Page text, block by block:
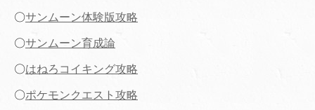
〇サンムーン体験版攻略
〇サンムーン育成論
〇はねろコイキング攻略
〇ポケモンクエスト攻略